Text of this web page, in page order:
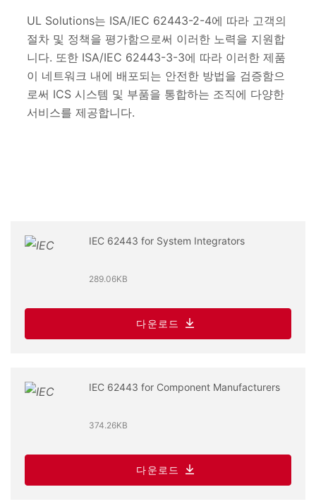
UL Solutions는 ISA/IEC 62443-2-4에 따라 고객의
절차 및 정책을 평가함으로써 이러한 노력을 지원합
니다. 또한 ISA/IEC 62443-3-3에 따라 이러한 제품
이 네트워크 내에 배포되는 안전한 방법을 검증함으
로써 ICS 시스템 및 부품을 통합하는 조직에 다양한
서비스를 제공합니다.
IEC 62443 for System Integrators
289.06KB
다운로드
IEC 62443 for Component Manufacturers
374.26KB
다운로드